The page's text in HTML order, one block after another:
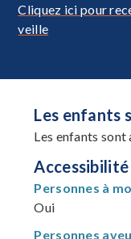
Cliquez ici pour
veille
Les enfants
Les enfants sont
Personnes à
Oui
Personnes